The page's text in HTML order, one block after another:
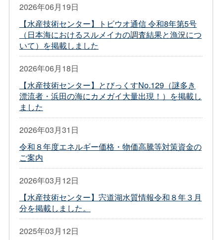
2026年06月19日
【水産技術センター】トビウオ通信 令和8年第5号
（日本海におけるスルメイカの調査結果と漁況につ
いて）を掲載しました
2026年06月18日
【水産技術センター】とびっくすNo.129（謎多き
漂流者・浜田の海にカメガイ大量出現！）を掲載し
ました
2026年03月31日
令和８年度エネルギー価格・物価高騰等対策資金の
ご案内
2026年03月12日
【水産技術センター】宍道湖水質情報令和８年３月
分を掲載しました。
2025年03月12日